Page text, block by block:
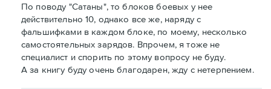
По поводу "Сатаны", то блоков боевых у нее
действительно 10, однако все же, наряду с
фальшифками в каждом блоке, по моему, несколько
самостоятельных зарядов. Впрочем, я тоже не
специалист и спорить по этому вопросу не буду.
А за книгу буду очень благодарен, жду с нетерпением.